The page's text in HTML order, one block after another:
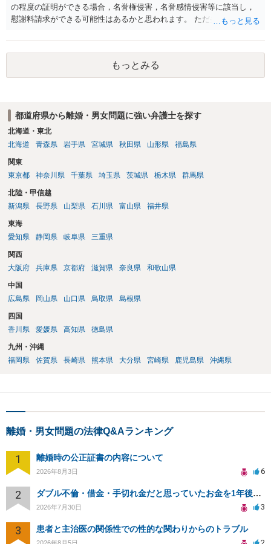
の程度の証明ができる場合，名誉権侵害，名誉感情侵害等に該当し，
慰謝料請求ができる可能性はあるかと思われます。 ただ弁護士費用を
た方が良いでしょう。
もっとみる
都道府県から離婚・男女問題に強い弁護士を探す
北海道・東北
北海道
青森県 岩手県 宮城県 秋田県 山形県 福島県
関東
東京都
神奈川県 千葉県 埼玉県 茨城県 栃木県 群馬県
北陸・甲信越
新潟県
長野県 山梨県 石川県 富山県 福井県
東海
愛知県
静岡県 岐阜県 三重県
関西
大阪府
兵庫県 京都府 滋賀県 奈良県 和歌山県
中国
広島県
岡山県 山口県 鳥取県 島根県
四国
香川県
愛媛県 高知県 徳島県
九州・沖縄
福岡県
佐賀県 長崎県 熊本県 大分県 宮崎県 鹿児島県 沖縄県
離婚・男女問題の法律Q&Aランキング
1 離婚時の公正証書の内容について
2026年8月3日 6
2 ダブル不倫・借金・手切れ金だと思っていたお金を1年後いまさら脅迫罪として通知書が来てまとめて請求
2026年7月30日 3
3 患者と主治医の関係性での性的な関わりからのトラブル